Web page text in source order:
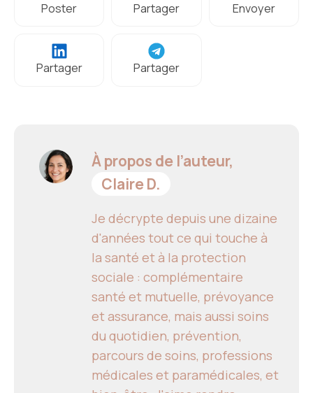
Poster Partager Envoyer
Partager Partager
À propos de l’auteur,
Claire D.
Je décrypte depuis une dizaine
d'années tout ce qui touche à
la santé et à la protection
sociale : complémentaire
santé et mutuelle, prévoyance
et assurance, mais aussi soins
du quotidien, prévention,
parcours de soins, professions
médicales et paramédicales, et